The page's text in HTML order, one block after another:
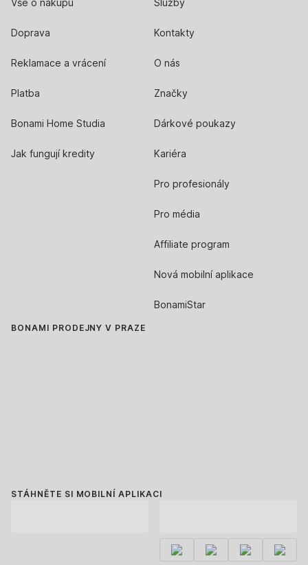
Doprava
Reklamace a vrácení
Platba
Bonami Home Studia
Jak fungují kredity
Kontakty
O nás
Značky
Dárkové poukazy
Kariéra
Pro profesionály
Pro média
Affiliate program
Nová mobilní aplikace
BonamiStar
BONAMI PRODEJNY V PRAZE
STÁHNĚTE SI MOBILNÍ APLIKACI